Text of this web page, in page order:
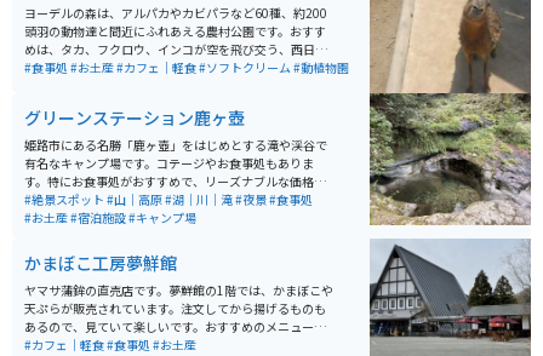
ヨーデルの森は、アルパカやカビパラなど60種、約200
頭羽の動物達と間近にふれあえる農村公園です。おすす
めは、タカ、フクロウ、インコが空を飛び交う、西日本
最大級のバードパフォーマンスショーです。 パン作りや
工房で作られたプリンが人気でソフトクリームも美味し
いです。
#食事処 #お土産#カフェ｜軽食#ソフトクリーム#動植物園
グリーンステーション鹿ヶ壺
姫路市にある名勝「鹿ヶ壺」をはじめとする滝や渓谷で
有名なキャンプ場です。コテージやお食事処もありま
す。特にお食事処がおすすめで、リーズナブルな価格で
定食が楽しめます。夏はゆるやかな滝で川遊びができる
ため、家族連れにもおすすめです。
#絶景スポット #山｜高原#湖｜川｜滝#夜景#食事処
#お土産#宿泊施設#キャンプ場
かまぼこ工房夢鮮館
ヤマサ蒲鉾の直売店です。夢鮮館の1階では、かまぼこや
天ぷらが販売されています。注文してから揚げるものも
あるので、見ていて楽しいです。おすすめのメニューは
城下町ドッグ（チーカマドッグ）です。また、2階には休
#カフェ｜軽食#食事処 #お土産